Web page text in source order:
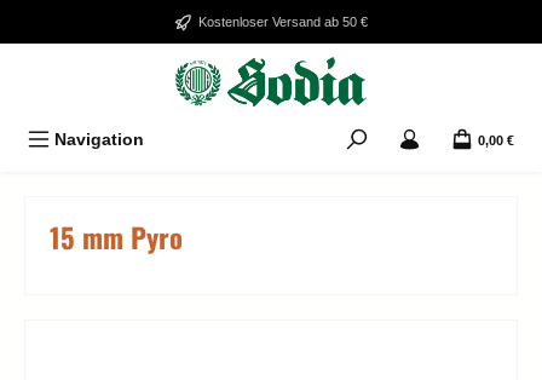
Zum Hauptinhalt springenKostenloser Versand ab 50 €
Navigation 0,00 €
15 mm Pyro